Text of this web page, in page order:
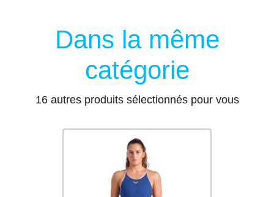
Dans la même
catégorie
16 autres produits sélectionnés pour vous